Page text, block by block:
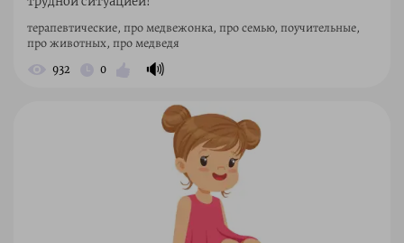
терапевтические, про медвежонка, про семью, поучительные,
про животных, про медведя
932 0 🔊